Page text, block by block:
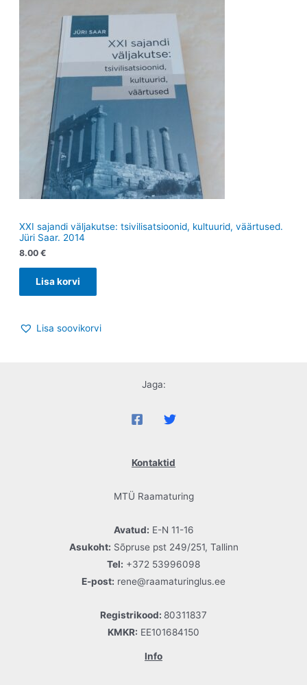
XXI sajandi väljakutse: tsivilisatsioonid, kultuurid, väärtused.
Jüri Saar. 2014
8.00 €
Lisa korvi
Lisa soovikorvi
Jaga:
Kontaktid
MTÜ Raamaturing
Avatud: E-N 11-16
Asukoht: Sõpruse pst 249/251, Tallinn
Tel: +372 53996098
E-post: rene@raamaturinglus.ee
Registrikood: 80311837
KMKR: EE101684150
Info